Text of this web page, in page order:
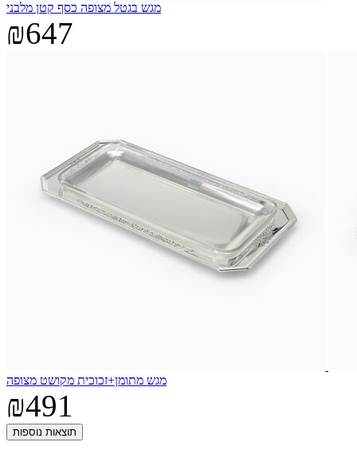
מגש בגטל מצופה כסף קטן מלבני
₪647
מגש מתומן+זכוכית מקושט מצופה
₪491
תוצאות נוספות